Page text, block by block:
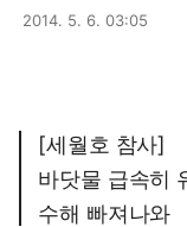
2014. 5. 6. 03:05
[세월호 참사]
바닷물 급속히
수해 빠져나와